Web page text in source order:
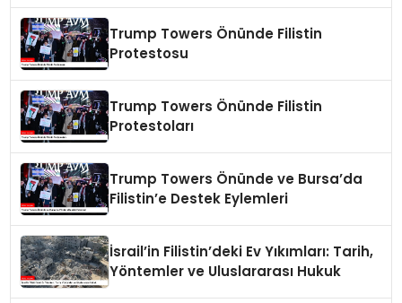
Trump Towers Önünde Filistin
Protestosu
Trump Towers Önünde Filistin
Protestoları
Trump Towers Önünde ve Bursa’da
Filistin’e Destek Eylemleri
İsrail’in Filistin’deki Ev Yıkımları: Tarih,
Yöntemler ve Uluslararası Hukuk